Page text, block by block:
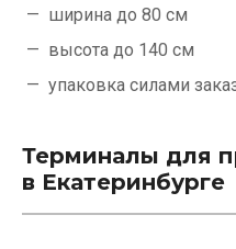
ширина до 80 см
высота до 140 см
упаковка силами
Терминалы для
в Екатеринбурге